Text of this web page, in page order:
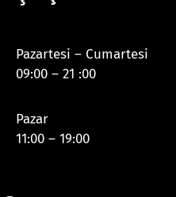
Pazartesi – Cumartesi
09:00 – 21 :00
Pazar
11:00 – 19:00